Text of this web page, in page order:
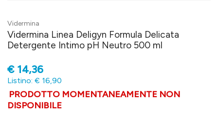
Vidermina
Vidermina Linea Deligyn Formula Delicata
Detergente Intimo pH Neutro 500 ml
€ 14,36
Listino: € 16,90
PRODOTTO MOMENTANEAMENTE NON
DISPONIBILE